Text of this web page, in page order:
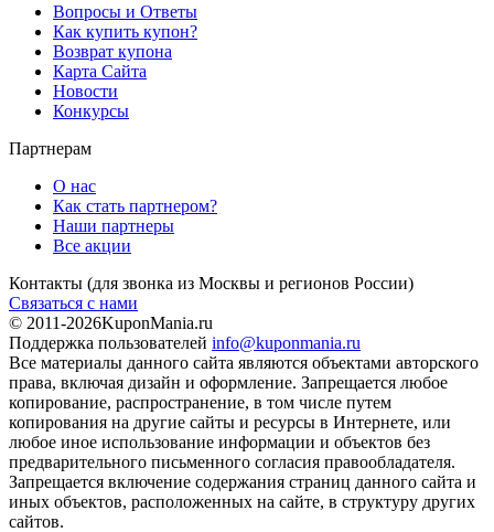
Вопросы и Ответы
Как купить купон?
Возврат купона
Карта Сайта
Новости
Конкурсы
Партнерам
О нас
Как стать партнером?
Наши партнеры
Все акции
Контакты (для звонка из Москвы и регионов России)
Связаться с нами
© 2011-2026KuponMania.ru
Поддержка пользователей info@kuponmania.ru
Все материалы данного сайта являются объектами авторского
права, включая дизайн и оформление. Запрещается любое
копирование, распространение, в том числе путем
копирования на другие сайты и ресурсы в Интернете, или
любое иное использование информации и объектов без
предварительного письменного согласия правообладателя.
Запрещается включение содержания страниц данного сайта и
иных объектов, расположенных на сайте, в структуру других
сайтов.